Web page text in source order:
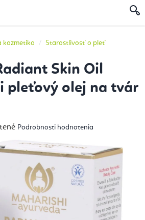
kozmetika Starostlivosť o pleť
Skin Oil
pleťový olej na tvár
Podrobnosti hodnotenia